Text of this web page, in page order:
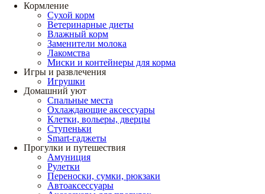
Кормление
Сухой корм
Ветеринарные диеты
Влажный корм
Заменители молока
Лакомства
Миски и контейнеры для корма
Игры и развлечения
Игрушки
Домашний уют
Спальные места
Охлаждающие аксессуары
Клетки, вольеры, дверцы
Ступеньки
Smart-гаджеты
Прогулки и путешествия
Амуниция
Рулетки
Переноски, сумки, рюкзаки
Автоаксессуары